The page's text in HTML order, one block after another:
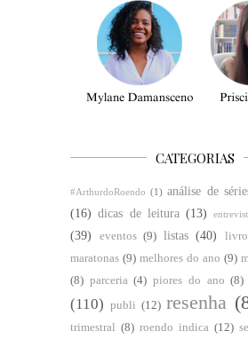
CATEGORIAS
#ArthurdoRoendo (1) análise de
(16) dicas de leitura (13)
(39)
eventos (9) listas (40)
maratonas (9) melhores do ano (9)
(8) parceria (4) piores do ano (8)
(110) publi (12) resenha
trimestral (8) roendo indica (12)